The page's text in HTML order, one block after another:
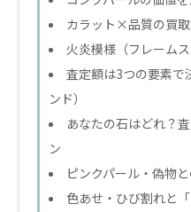
カラット×品質の買
火炎模様（フレーム
査定額は3つの要素で
ンド）
あなたの石はどれ？
ン
ピンクパール・偽物
色あせ・ひび割れと